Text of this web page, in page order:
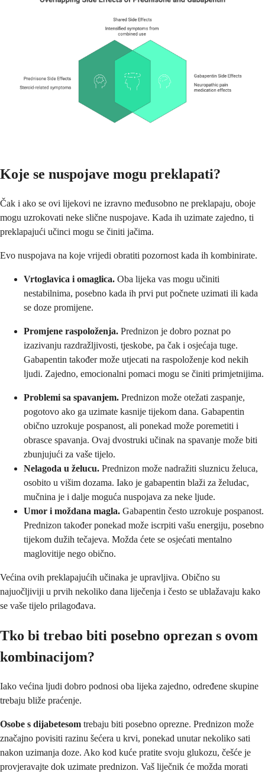
Koje se nuspojave mogu preklapati?
Čak i ako se ovi lijekovi ne izravno međusobno ne preklapaju, oboje
mogu uzrokovati neke slične nuspojave. Kada ih uzimate zajedno, ti
preklapajući učinci mogu se činiti jačima.
Evo nuspojava na koje vrijedi obratiti pozornost kada ih kombinirate.
Vrtoglavica i omaglica. Oba lijeka vas mogu učiniti
nestabilnima, posebno kada ih prvi put počnete uzimati ili kada
se doze promijene.
Promjene raspoloženja. Prednizon je dobro poznat po
izazivanju razdražljivosti, tjeskobe, pa čak i osjećaja tuge.
Gabapentin također može utjecati na raspoloženje kod nekih
ljudi. Zajedno, emocionalni pomaci mogu se činiti primjetnijima.
Problemi sa spavanjem. Prednizon može otežati zaspanje,
pogotovo ako ga uzimate kasnije tijekom dana. Gabapentin
obično uzrokuje pospanost, ali ponekad može poremetiti i
obrasce spavanja. Ovaj dvostruki učinak na spavanje može biti
zbunjujući za vaše tijelo.
Nelagoda u želucu. Prednizon može nadražiti sluznicu želuca,
osobito u višim dozama. Iako je gabapentin blaži za želudac,
mučnina je i dalje moguća nuspojava za neke ljude.
Umor i moždana magla. Gabapentin često uzrokuje pospanost.
Prednizon također ponekad može iscrpiti vašu energiju, posebno
tijekom dužih tečajeva. Možda ćete se osjećati mentalno
maglovitije nego obično.
Većina ovih preklapajućih učinaka je upravljiva. Obično su
najuočljiviji u prvih nekoliko dana liječenja i često se ublažavaju kako
se vaše tijelo prilagođava.
Tko bi trebao biti posebno oprezan s ovom
kombinacijom?
Iako većina ljudi dobro podnosi oba lijeka zajedno, određene skupine
trebaju bliže praćenje.
Osobe s dijabetesom trebaju biti posebno oprezne. Prednizon može
značajno povisiti razinu šećera u krvi, ponekad unutar nekoliko sati
nakon uzimanja doze. Ako kod kuće pratite svoju glukozu, češće je
provjeravajte dok uzimate prednizon. Vaš liječnik će možda morati